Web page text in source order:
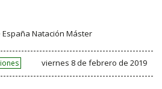
España Natación Máster
viernes 8 de febrero de 2019